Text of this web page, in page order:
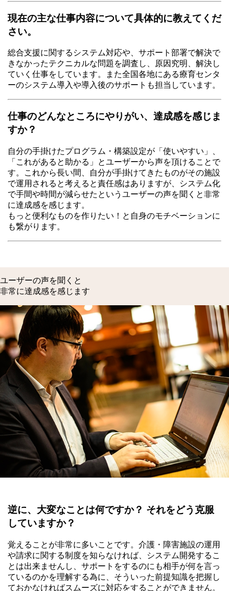
現在の主な仕事内容について具体的に教えてくだ
さい。
総合支援に関するシステム対応や、サポート部署で解決で
きなかったテクニカルな問題を調査し、原因究明、解決し
ていく仕事をしています。また全国各地にある療育センタ
ーのシステム導入や導入後のサポートも担当しています。
仕事のどんなところにやりがい、達成感を感じま
すか？
自分の手掛けたプログラム・構築設定が「使いやすい」、
「これがあると助かる」とユーザーから声を頂けることで
す。これから長い間、自分が手掛けてきたものがその施設
で運用されると考えると責任感はありますが、システム化
で手間や時間が減らせたというユーザーの声を聞くと非常
に達成感を感じます。
もっと便利なものを作りたい！と自身のモチベーションに
も繋がります。
ユーザーの声を聞くと
非常に達成感を感じます
逆に、大変なことは何ですか？ それをどう克服
していますか？
覚えることが非常に多いことです。介護・障害施設の運用
や請求に関する制度を知らなければ、システム開発するこ
とは出来ませんし、サポートをするのにも相手が何を言っ
ているのかを理解する為に、そういった前提知識を把握し
ておかなければスムーズに対応をすることができません。